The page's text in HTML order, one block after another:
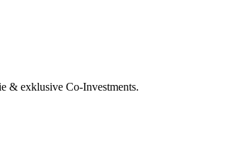
& exklusive Co-Investments.